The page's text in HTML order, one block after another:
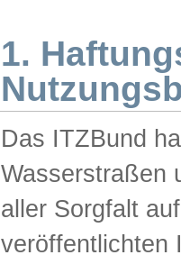
1.
Das ITZBund
Wasserstraßen
aller Sorgfalt
veröffentlichten